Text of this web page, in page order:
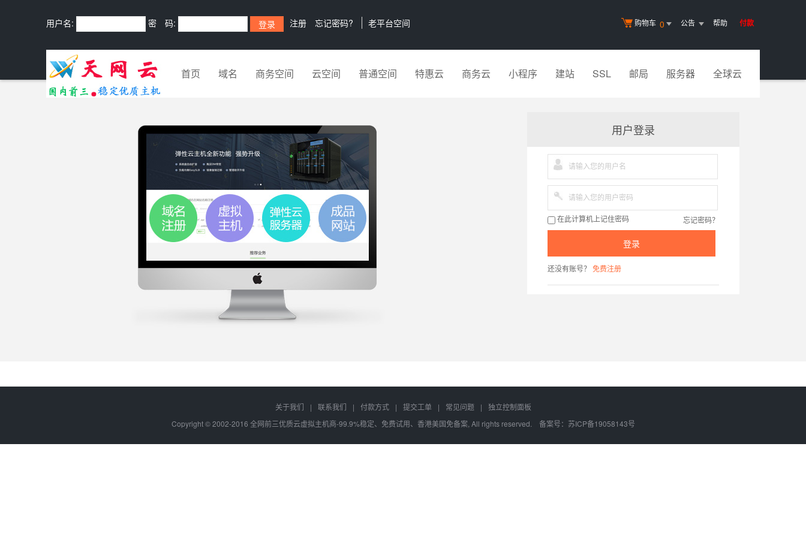
购物车 0 公告 帮助 付款
用户名: 密 码: 注册 忘记密码? 老平台空间
首页 域名 商务空间 云空间 普通空间 特惠云 商务云 小程序 建站 SSL 邮局 服务器 全球云
用户登录
在此计算机上记住密码 忘记密码？
登录
还没有账号？ 免费注册
关于我们 | 联系我们 | 付款方式 | 提交工单 | 常见问题 |
独立控制面板
Copyright © 2002-2016 全网前三优质云虚拟主机商-99.9%稳定、免费试用、香港美国免备案, All rights reserved. 备案号： 苏ICP备19058143号